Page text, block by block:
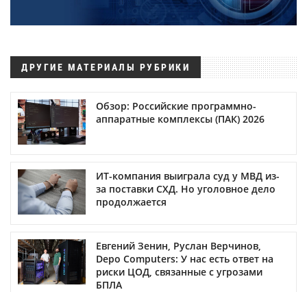
ДРУГИЕ МАТЕРИАЛЫ РУБРИКИ
Обзор: Российские программно-
аппаратные комплексы (ПАК) 2026
ИТ-компания выиграла суд у МВД из-
за поставки СХД. Но уголовное дело
продолжается
Евгений Зенин, Руслан Верчинов,
Depo Computers: У нас есть ответ на
риски ЦОД, связанные с угрозами
БПЛА